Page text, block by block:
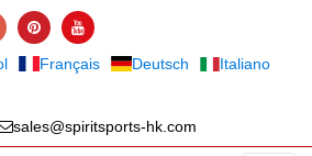
Français Deutsch
Italiano
sales@spiritsports-hk.com